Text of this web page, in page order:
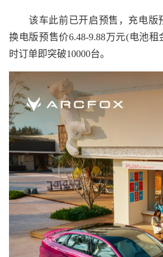
该车此前已开启预售，充电版预
换电版预售价6.48-9.88万元(电池
时订单即突破10000台。